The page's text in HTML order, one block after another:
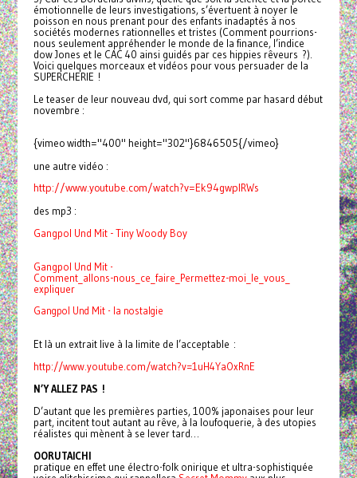
émotionnelle de leurs investigations, s’évertuent à noyer le
poisson en nous prenant pour des enfants inadaptés à nos
sociétés modernes rationnelles et tristes (Comment pourrions-
nous seulement appréhender le monde de la finance, l’indice
dow Jones et le CAC 40 ainsi guidés par ces hippies rêveurs ?).
Voici quelques morceaux et vidéos pour vous persuader de la
SUPERCHERIE !
Le teaser de leur nouveau dvd, qui sort comme par hasard début
novembre :
{vimeo width="400" height="302"}6846505{/vimeo}
une autre vidéo :
http://www.youtube.com/watch?v=Ek94gwpIRWs
des mp3 :
Gangpol Und Mit - Tiny Woody Boy
Gangpol Und Mit -
Comment_allons-nous_ce_faire_ Permettez-moi_le_vous_
expliquer
Gangpol Und Mit - la nostalgie
Et là un extrait live à la limite de l’acceptable :
http://www.youtube.com/watch?v=1uH4YaOxRnE
N’Y ALLEZ PAS !
D’autant que les premières parties, 100% japonaises pour leur
part, incitent tout autant au rêve, à la loufoquerie, à des utopies
réalistes qui mènent à se lever tard…
OORUTAICHI
pratique en effet une électro-folk onirique et ultra-sophistiquée